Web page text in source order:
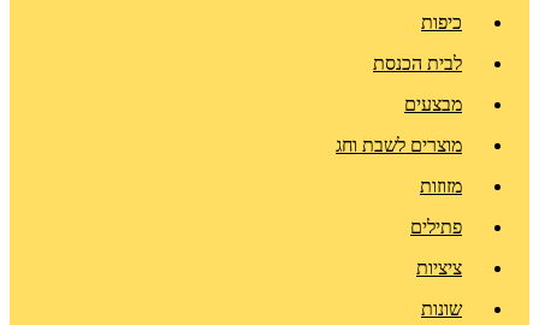
כיפות
לבית הכנסת
מבצעים
מוצרים לשבת וחג
מזוזות
פתילים
ציציות
שונות